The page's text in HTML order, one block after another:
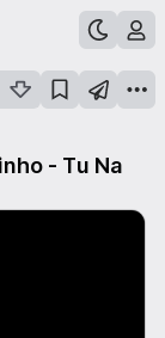
- Tu Na